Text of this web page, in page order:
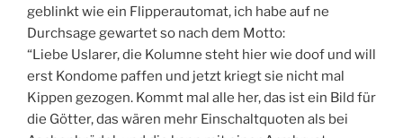
geblinkt wie ein Flipperautomat, ich habe auf ne
Durchsage gewartet so nach dem Motto:
“Liebe Uslarer, die Kolumne steht hier wie doof und will
erst Kondome paffen und jetzt kriegt sie nicht mal
Kippen gezogen. Kommt mal alle her, das ist ein Bild für
die Götter, das wären mehr Einschaltquoten als bei